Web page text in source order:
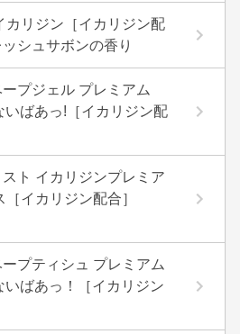
カリジン［イカリジン配
シュサボンの香り
プジェル プレミアム
いばあっ!［イカリジン配
ト イカリジンプレミア
イカリジン配合］
プティシュ プレミアム
いばあっ！［イカリジン